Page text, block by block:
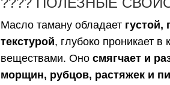
Масло таману обладает густой,
текстурой, глубоко проникает
веществами. Оно смягчает и
морщин, рубцов, растяжек и